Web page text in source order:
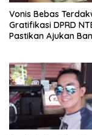
Vonis Bebas
Gratifikasi DPRD
Pastikan Ajukan